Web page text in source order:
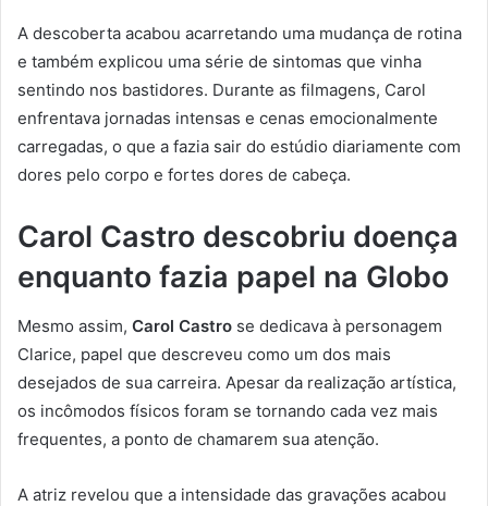
A descoberta acabou acarretando uma mudança de rotina
e também explicou uma série de sintomas que vinha
sentindo nos bastidores. Durante as filmagens, Carol
enfrentava jornadas intensas e cenas emocionalmente
carregadas, o que a fazia sair do estúdio diariamente com
dores pelo corpo e fortes dores de cabeça.
Carol Castro descobriu doença
enquanto fazia papel na Globo
Mesmo assim, Carol Castro se dedicava à personagem
Clarice, papel que descreveu como um dos mais
desejados de sua carreira. Apesar da realização artística,
os incômodos físicos foram se tornando cada vez mais
frequentes, a ponto de chamarem sua atenção.
A atriz revelou que a intensidade das gravações acabou